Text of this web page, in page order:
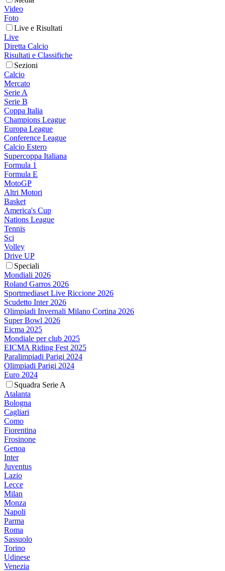
Video
Foto
Live e Risultati
Live
Diretta Calcio
Risultati e Classifiche
Sezioni
Calcio
Mercato
Serie A
Serie B
Coppa Italia
Champions League
Europa League
Conference League
Calcio Estero
Supercoppa Italiana
Formula 1
Formula E
MotoGP
Altri Motori
Basket
America's Cup
Nations League
Tennis
Sci
Volley
Drive UP
Speciali
Mondiali 2026
Roland Garros 2026
Sportmediaset Live Riccione 2026
Scudetto Inter 2026
Olimpiadi Invernali Milano Cortina 2026
Super Bowl 2026
Eicma 2025
Mondiale per club 2025
EICMA Riding Fest 2025
Paralimpiadi Parigi 2024
Olimpiadi Parigi 2024
Euro 2024
Squadra Serie A
Atalanta
Bologna
Cagliari
Como
Fiorentina
Frosinone
Genoa
Inter
Juventus
Lazio
Lecce
Milan
Monza
Napoli
Parma
Roma
Sassuolo
Torino
Udinese
Venezia